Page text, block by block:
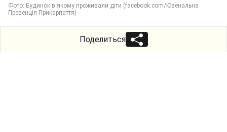
Фото: Будинок в якому проживали діти (facebook.com/Ювенальна
Превенція Прикарпаття)
Поделиться